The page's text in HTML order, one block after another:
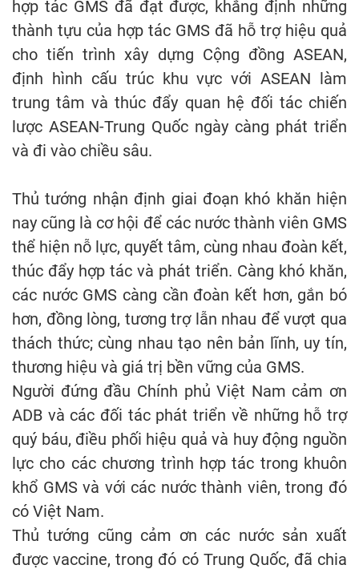
hợp tác GMS đã đạt được, khẳng định những
thành tựu của hợp tác GMS đã hỗ trợ hiệu quả
cho tiến trình xây dựng Cộng đồng ASEAN,
định hình cấu trúc khu vực với ASEAN làm
trung tâm và thúc đẩy quan hệ đối tác chiến
lược ASEAN-Trung Quốc ngày càng phát triển
và đi vào chiều sâu.
Thủ tướng nhận định giai đoạn khó khăn hiện
nay cũng là cơ hội để các nước thành viên GMS
thể hiện nỗ lực, quyết tâm, cùng nhau đoàn kết,
thúc đẩy hợp tác và phát triển. Càng khó khăn,
các nước GMS càng cần đoàn kết hơn, gắn bó
hơn, đồng lòng, tương trợ lẫn nhau để vượt qua
thách thức; cùng nhau tạo nên bản lĩnh, uy tín,
thương hiệu và giá trị bền vững của GMS.
Người đứng đầu Chính phủ Việt Nam cảm ơn
ADB và các đối tác phát triển về những hỗ trợ
quý báu, điều phối hiệu quả và huy động nguồn
lực cho các chương trình hợp tác trong khuôn
khổ GMS và với các nước thành viên, trong đó
có Việt Nam.
Thủ tướng cũng cảm ơn các nước sản xuất
được vaccine, trong đó có Trung Quốc, đã chia